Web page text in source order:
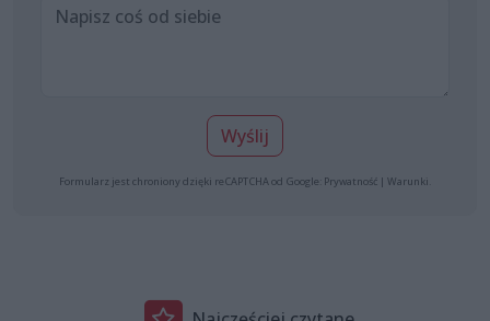
Wyślij
Formularz jest chroniony dzięki reCAPTCHA od Google: Prywatność | Warunki